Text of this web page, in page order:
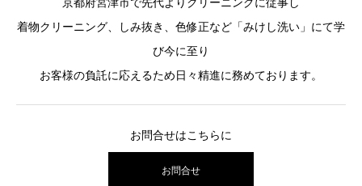
着物クリーニング、しみ抜き、色修正など「みけし洗い」にて学
び今に至り
お客様の負託に応えるため日々精進に務めております。
お問合せはこちらに
お問合せ